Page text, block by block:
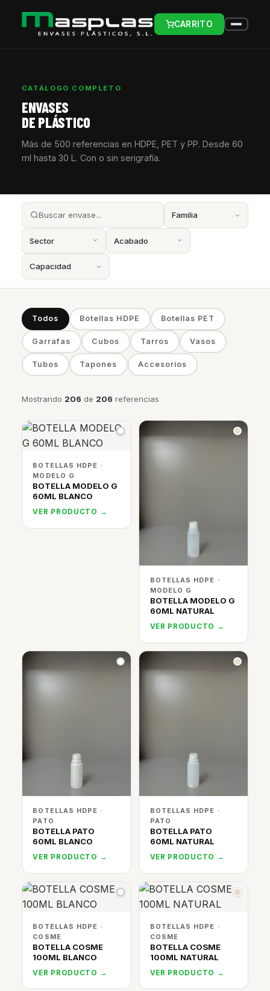
CARRITO
CATÁLOGO COMPLETO
ENVASES
DE PLÁSTICO
Más de 500 referencias en HDPE, PET y PP. Desde 60
ml hasta 30 L. Con o sin serigrafía.
Todos Botellas HDPE Botellas PET
Garrafas Cubos Tarros Vasos
Tubos Tapones Accesorios
Mostrando 206 de 206 referencias
BOTELLAS HDPE ·
MODELO G
BOTELLA MODELO G
60ML BLANCO
VER PRODUCTO →
BOTELLAS HDPE ·
MODELO G
BOTELLA MODELO G
60ML NATURAL
VER PRODUCTO →
BOTELLAS HDPE ·
PATO
BOTELLA PATO
60ML BLANCO
VER PRODUCTO →
BOTELLAS HDPE ·
PATO
BOTELLA PATO
60ML NATURAL
VER PRODUCTO →
BOTELLAS HDPE ·
COSME
BOTELLA COSME
100ML BLANCO
VER PRODUCTO →
BOTELLAS HDPE ·
COSME
BOTELLA COSME
100ML NATURAL
VER PRODUCTO →